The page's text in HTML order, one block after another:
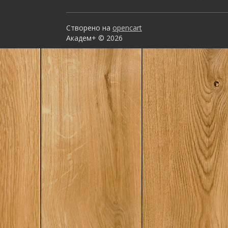
периодизации
Долинское
Курганы в
Нальчик.
погребения в
Нальчик...
Створено на opencart
Академ+ © 2026